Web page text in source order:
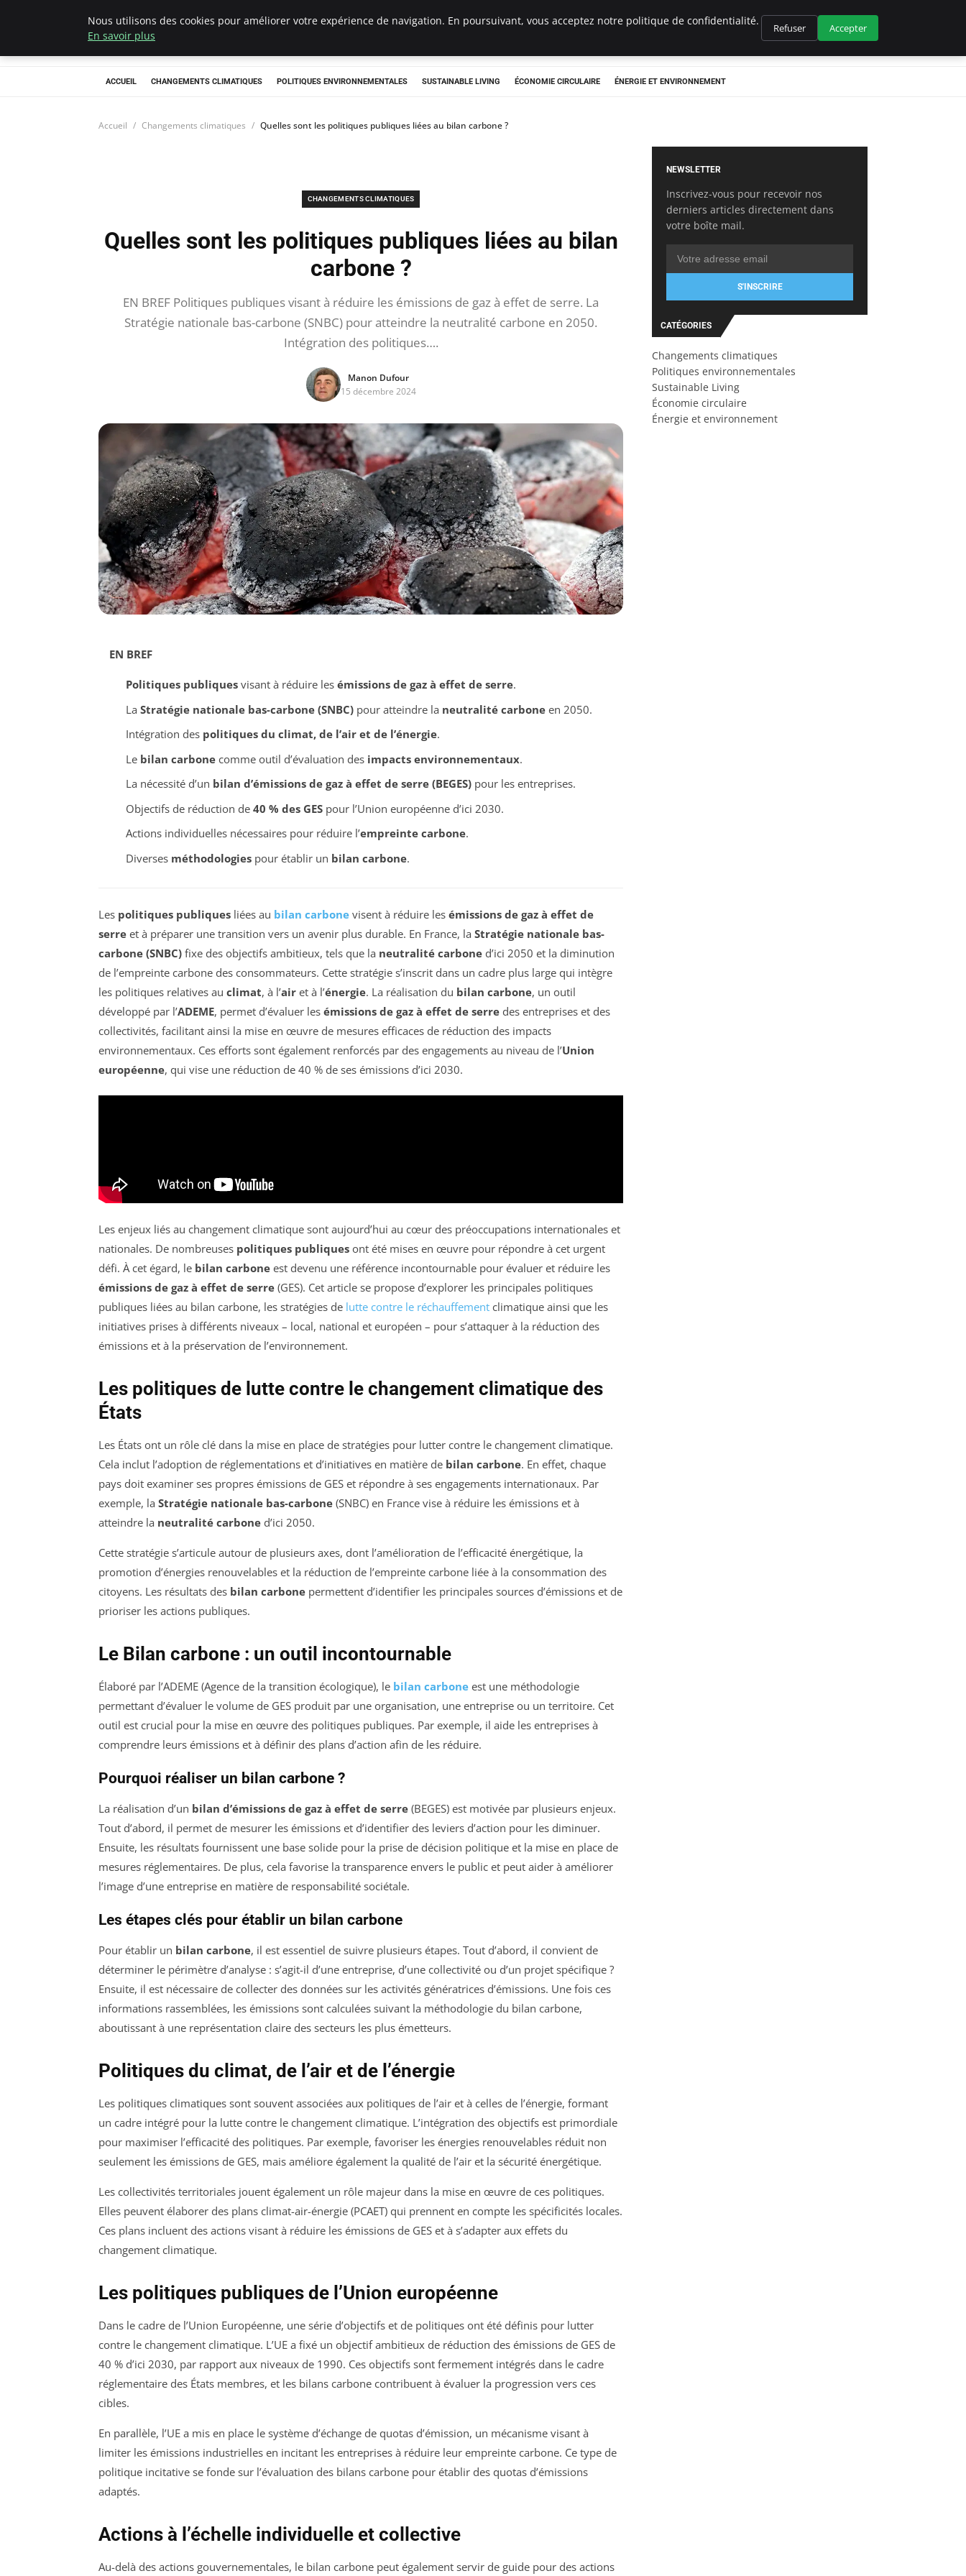
Climategatecountryclub.com
ACCUEIL CHANGEMENTS CLIMATIQUES POLITIQUES ENVIRONNEMENTALES SUSTAINABLE LIVING ÉCONOMIE CIRCULAIRE ÉNERGIE ET ENVIRONNEMENT
Accueil Changements climatiques Quelles sont les politiques publiques liées au bilan carbone ?
CHANGEMENTS CLIMATIQUES
Quelles sont les politiques publiques liées au bilan
carbone ?
EN BREF Politiques publiques visant à réduire les émissions de gaz à effet de serre. La
Stratégie nationale bas-carbone (SNBC) pour atteindre la neutralité carbone en 2050.
Intégration des politiques….
Manon Dufour
15 décembre 2024
EN BREF
Politiques publiquesvisant à réduire les émissions de gaz à effet de serre.
La Stratégie nationale bas-carbone (SNBC)pour atteindre la neutralité carboneen 2050.
Intégration des politiques du climat, de l’air et de l’énergie.
Le bilan carbonecomme outil d’évaluation des impacts environnementaux.
La nécessité d’un bilan d’émissions de gaz à effet de serre (BEGES)pour les entreprises.
Objectifs de réduction de 40 % des GESpour l’Union européenne d’ici 2030.
Actions individuelles nécessaires pour réduire l’empreinte carbone.
Diverses méthodologiespour établir un bilan carbone.
Les politiques publiques liées au bilan carbone visent à réduire les émissions de gaz à effet de
serre et à préparer une transition vers un avenir plus durable. En France, la Stratégie nationale bas-
carbone (SNBC) fixe des objectifs ambitieux, tels que la neutralité carbone d’ici 2050 et la diminution
de l’empreinte carbone des consommateurs. Cette stratégie s’inscrit dans un cadre plus large qui intègre
les politiques relatives au climat, à l’air et à l’énergie. La réalisation du bilan carbone, un outil
développé par l’ADEME, permet d’évaluer les émissions de gaz à effet de serre des entreprises et des
collectivités, facilitant ainsi la mise en œuvre de mesures efficaces de réduction des impacts
environnementaux. Ces efforts sont également renforcés par des engagements au niveau de l’Union
européenne, qui vise une réduction de 40 % de ses émissions d’ici 2030.
Les enjeux liés au changement climatique sont aujourd’hui au cœur des préoccupations internationales et
nationales. De nombreuses politiques publiques ont été mises en œuvre pour répondre à cet urgent
défi. À cet égard, le bilan carbone est devenu une référence incontournable pour évaluer et réduire les
émissions de gaz à effet de serre (GES). Cet article se propose d’explorer les principales politiques
publiques liées au bilan carbone, les stratégies de lutte contre le réchauffement climatique ainsi que les
initiatives prises à différents niveaux – local, national et européen – pour s’attaquer à la réduction des
émissions et à la préservation de l’environnement.
Les politiques de lutte contre le changement climatique des
États
Les États ont un rôle clé dans la mise en place de stratégies pour lutter contre le changement climatique.
Cela inclut l’adoption de réglementations et d’initiatives en matière de bilan carbone. En effet, chaque
pays doit examiner ses propres émissions de GES et répondre à ses engagements internationaux. Par
exemple, la Stratégie nationale bas-carbone (SNBC) en France vise à réduire les émissions et à
atteindre la neutralité carbone d’ici 2050.
Cette stratégie s’articule autour de plusieurs axes, dont l’amélioration de l’efficacité énergétique, la
promotion d’énergies renouvelables et la réduction de l’empreinte carbone liée à la consommation des
citoyens. Les résultats des bilan carbone permettent d’identifier les principales sources d’émissions et de
prioriser les actions publiques.
Le Bilan carbone : un outil incontournable
Élaboré par l’ADEME (Agence de la transition écologique), le bilan carbone est une méthodologie
permettant d’évaluer le volume de GES produit par une organisation, une entreprise ou un territoire. Cet
outil est crucial pour la mise en œuvre des politiques publiques. Par exemple, il aide les entreprises à
comprendre leurs émissions et à définir des plans d’action afin de les réduire.
Pourquoi réaliser un bilan carbone ?
La réalisation d’un bilan d’émissions de gaz à effet de serre (BEGES) est motivée par plusieurs enjeux.
Tout d’abord, il permet de mesurer les émissions et d’identifier des leviers d’action pour les diminuer.
Ensuite, les résultats fournissent une base solide pour la prise de décision politique et la mise en place de
mesures réglementaires. De plus, cela favorise la transparence envers le public et peut aider à améliorer
l’image d’une entreprise en matière de responsabilité sociétale.
Les étapes clés pour établir un bilan carbone
Pour établir un bilan carbone, il est essentiel de suivre plusieurs étapes. Tout d’abord, il convient de
déterminer le périmètre d’analyse : s’agit-il d’une entreprise, d’une collectivité ou d’un projet spécifique ?
Ensuite, il est nécessaire de collecter des données sur les activités génératrices d’émissions. Une fois ces
informations rassemblées, les émissions sont calculées suivant la méthodologie du bilan carbone,
aboutissant à une représentation claire des secteurs les plus émetteurs.
Politiques du climat, de l’air et de l’énergie
Les politiques climatiques sont souvent associées aux politiques de l’air et à celles de l’énergie, formant
un cadre intégré pour la lutte contre le changement climatique. L’intégration des objectifs est primordiale
pour maximiser l’efficacité des politiques. Par exemple, favoriser les énergies renouvelables réduit non
seulement les émissions de GES, mais améliore également la qualité de l’air et la sécurité énergétique.
Les collectivités territoriales jouent également un rôle majeur dans la mise en œuvre de ces politiques.
Elles peuvent élaborer des plans climat-air-énergie (PCAET) qui prennent en compte les spécificités locales.
Ces plans incluent des actions visant à réduire les émissions de GES et à s’adapter aux effets du
changement climatique.
Les politiques publiques de l’Union européenne
Dans le cadre de l’Union Européenne, une série d’objectifs et de politiques ont été définis pour lutter
contre le changement climatique. L’UE a fixé un objectif ambitieux de réduction des émissions de GES de
40 % d’ici 2030, par rapport aux niveaux de 1990. Ces objectifs sont fermement intégrés dans le cadre
réglementaire des États membres, et les bilans carbone contribuent à évaluer la progression vers ces
cibles.
En parallèle, l’UE a mis en place le système d’échange de quotas d’émission, un mécanisme visant à
limiter les émissions industrielles en incitant les entreprises à réduire leur empreinte carbone. Ce type de
politique incitative se fonde sur l’évaluation des bilans carbone pour établir des quotas d’émissions
adaptés.
Actions à l’échelle individuelle et collective
Au-delà des actions gouvernementales, le bilan carbone peut également servir de guide pour des actions
NEWSLETTER
Inscrivez-vous pour recevoir nos
derniers articles directement dans
votre boîte mail.
S'INSCRIRE
CATÉGORIES
Changements climatiques
Politiques environnementales
Sustainable Living
Économie circulaire
Énergie et environnement
Nous utilisons des cookies pour améliorer votre expérience de navigation. En poursuivant, vous acceptez notre politique de confidentialité.
En savoir plus
Refuser Accepter